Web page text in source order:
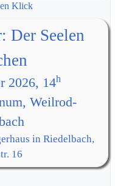
Klick
Der Seelen
2026, 14h
Weilrod-
in Riedelbach,
16